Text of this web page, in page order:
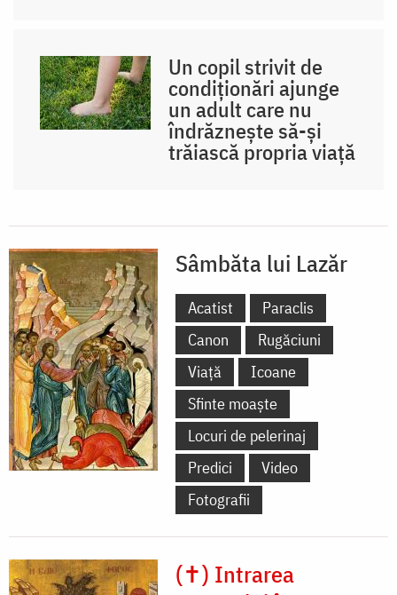
Un copil strivit de
condiționări ajunge
un adult care nu
îndrăznește să-și
trăiască propria viață
Sâmbăta lui Lazăr
Acatist
Paraclis
Canon
Rugăciuni
Viață
Icoane
Sfinte moaște
Locuri de pelerinaj
Predici
Video
Fotografii
(✝) Intrarea